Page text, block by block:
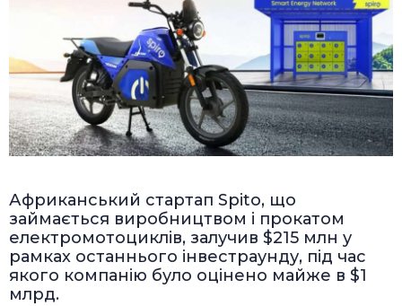
Африканський стартап Spito, що
займається виробництвом і прокатом
електромотоциклів, залучив $215 млн у
рамках останнього інвестраунду, під час
якого компанію було оцінено майже в $1
млрд.